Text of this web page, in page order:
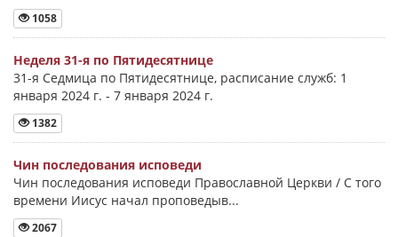
1058
Неделя 31-я по Пятидесятнице
31-я Седмица по Пятидесятнице, расписание служб: 1
января 2024 г. - 7 января 2024 г.
1382
Чин последования исповеди
Чин последования исповеди Православной Церкви / С того
времени Иисус начал проповедыв...
2067